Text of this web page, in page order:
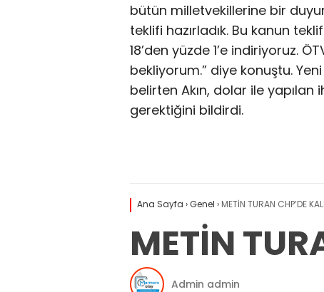
bütün milletvekillerine bir
teklifi hazırladık. Bu kanun
18’den yüzde 1’e indiriyoruz.
bekliyorum.” diye konuştu.
belirten Akın, dolar ile
gerektiğini bildirdi.
Ana Sayfa ›Genel › METİN TURAN CHP’DE
METİN
Admin admin